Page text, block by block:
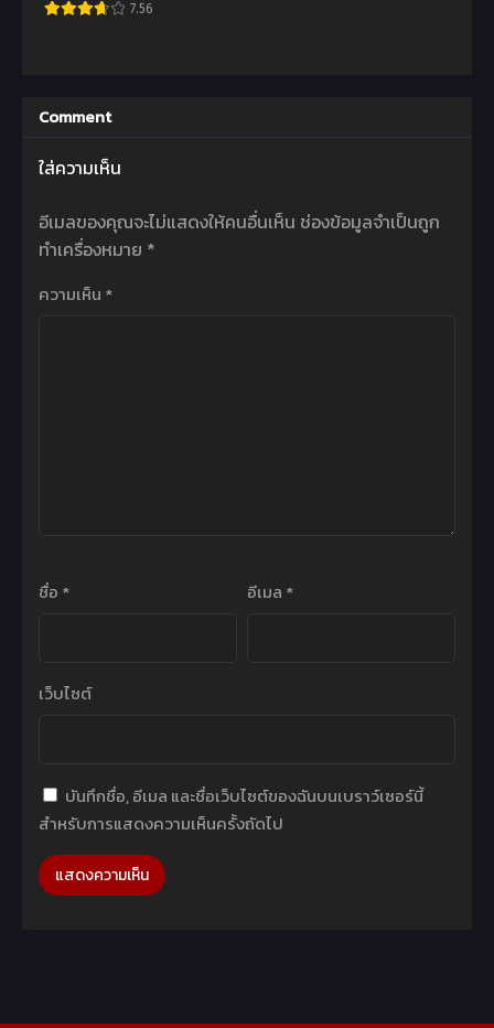
7.56
Comment
ใส่ความเห็น
อีเมลของคุณจะไม่แสดงให้คนอื่นเห็น ช่องข้อมูลจำเป็นถูก
ทำเครื่องหมาย *
ความเห็น *
ชื่อ * อีเมล *
เว็บไซต์
บันทึกชื่อ, อีเมล และชื่อเว็บไซต์ของฉันบนเบราว์เซอร์นี้
สำหรับการแสดงความเห็นครั้งถัดไป